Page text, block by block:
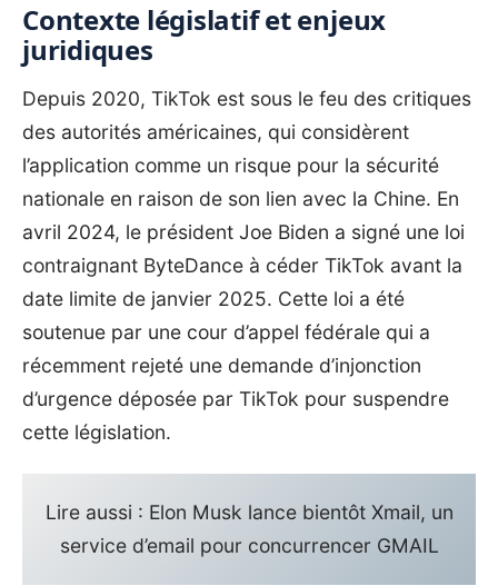
Contexte législatif et enjeux
juridiques
Depuis 2020, TikTok est sous le feu des critiques
des autorités américaines, qui considèrent
l’application comme un risque pour la sécurité
nationale en raison de son lien avec la Chine. En
avril 2024, le président Joe Biden a signé une loi
contraignant ByteDance à céder TikTok avant la
date limite de janvier 2025. Cette loi a été
soutenue par une cour d’appel fédérale qui a
récemment rejeté une demande d’injonction
d’urgence déposée par TikTok pour suspendre
cette législation.
Lire aussi : Elon Musk lance bientôt Xmail, un
service d’email pour concurrencer GMAIL